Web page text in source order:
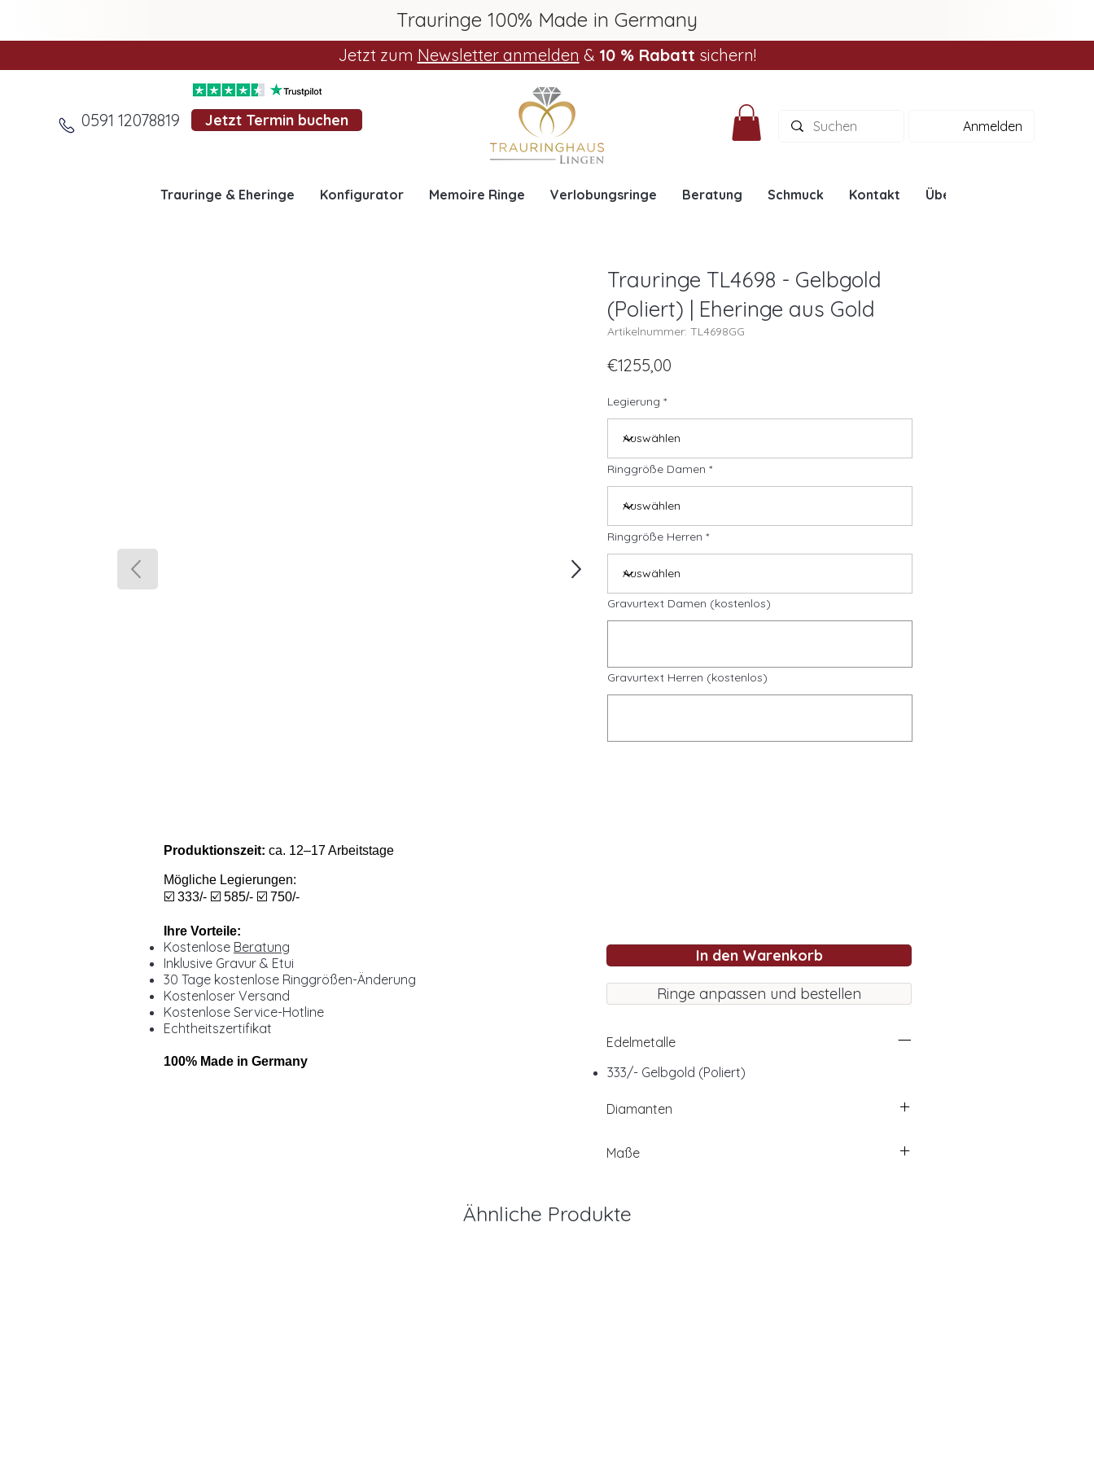
Trauringe 100% Made in Germany
Jetzt zum Newsletter anmelden & 10 % Rabatt sichern!
0591 12078819 Jetzt Termin buchen Anmelden
Trauringe & Eheringe Konfigurator Memoire Ringe Verlobungsringe Beratung Schmuck Kontakt Über uns
Produktionszeit: ca. 12–17 Arbeitstage
Mögliche Legierungen:
☑️ 333/- ☑️ 585/- ☑️ 750/-
Ihre Vorteile:
Kostenlose Beratung
Inklusive Gravur & Etui
30 Tage kostenlose Ringgrößen-Änderung
Kostenloser Versand
Kostenlose Service-Hotline
Echtheitszertifikat
100% Made in Germany
Trauringe TL4698 - Gelbgold
(Poliert) | Eheringe aus Gold
Artikelnummer: TL4698GG
€1255,00
Legierung
Ringgröße Damen
Ringgröße Herren
Gravurtext Damen (kostenlos)
Gravurtext Herren (kostenlos)
In den Warenkorb
Ringe anpassen und bestellen
Edelmetalle
333/- Gelbgold (Poliert)
Diamanten
Maße
Ähnliche Produkte